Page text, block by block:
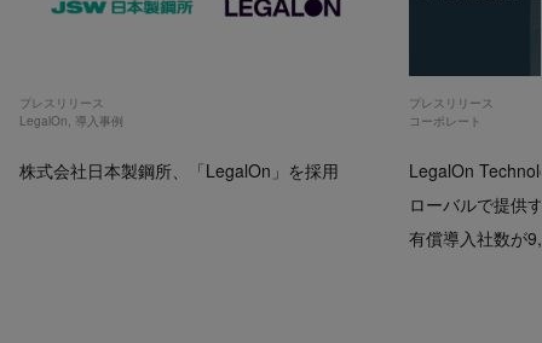
プレスリリース
LegalOn, 導入事例
株式会社日本製鋼所、「LegalOn」を採用
プレスリリース
コーポレート
LegalOn
ローバルで提供
有償導入社数が